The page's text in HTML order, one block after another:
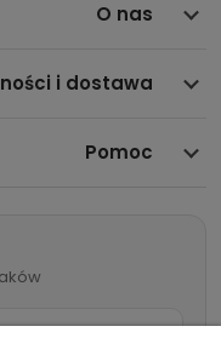
O nas
i dostawa
Pomoc